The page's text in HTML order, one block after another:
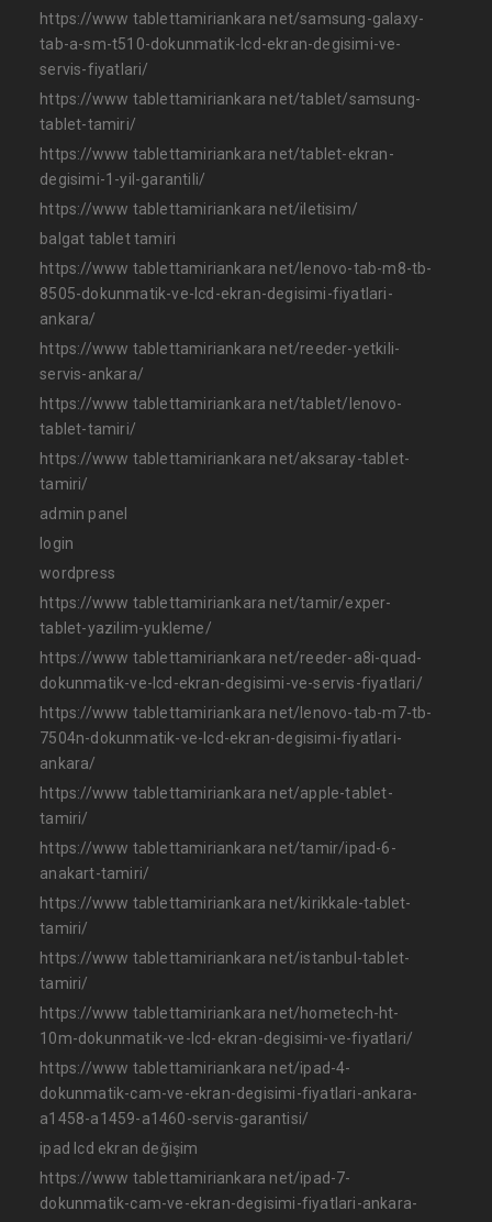
https://www tablettamiriankara net/samsung-galaxy-
tab-a-sm-t510-dokunmatik-lcd-ekran-degisimi-ve-
servis-fiyatlari/
https://www tablettamiriankara net/tablet/samsung-
tablet-tamiri/
https://www tablettamiriankara net/tablet-ekran-
degisimi-1-yil-garantili/
https://www tablettamiriankara net/iletisim/
balgat tablet tamiri
https://www tablettamiriankara net/lenovo-tab-m8-tb-
8505-dokunmatik-ve-lcd-ekran-degisimi-fiyatlari-
ankara/
https://www tablettamiriankara net/reeder-yetkili-
servis-ankara/
https://www tablettamiriankara net/tablet/lenovo-
tablet-tamiri/
https://www tablettamiriankara net/aksaray-tablet-
tamiri/
admin panel
login
wordpress
https://www tablettamiriankara net/tamir/exper-
tablet-yazilim-yukleme/
https://www tablettamiriankara net/reeder-a8i-quad-
dokunmatik-ve-lcd-ekran-degisimi-ve-servis-fiyatlari/
https://www tablettamiriankara net/lenovo-tab-m7-tb-
7504n-dokunmatik-ve-lcd-ekran-degisimi-fiyatlari-
ankara/
https://www tablettamiriankara net/apple-tablet-
tamiri/
https://www tablettamiriankara net/tamir/ipad-6-
anakart-tamiri/
https://www tablettamiriankara net/kirikkale-tablet-
tamiri/
https://www tablettamiriankara net/istanbul-tablet-
tamiri/
https://www tablettamiriankara net/hometech-ht-
10m-dokunmatik-ve-lcd-ekran-degisimi-ve-fiyatlari/
https://www tablettamiriankara net/ipad-4-
dokunmatik-cam-ve-ekran-degisimi-fiyatlari-ankara-
a1458-a1459-a1460-servis-garantisi/
ipad lcd ekran değişim
https://www tablettamiriankara net/ipad-7-
dokunmatik-cam-ve-ekran-degisimi-fiyatlari-ankara-